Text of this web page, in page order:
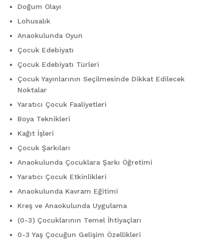
Doğum Olayı
Lohusalık
Anaokulunda Oyun
Çocuk Edebiyatı
Çocuk Edebiyatı Türleri
Çocuk Yayınlarının Seçilmesinde Dikkat Edilecek
Noktalar
Yaratıcı Çocuk Faaliyetleri
Boya Teknikleri
Kağıt İşleri
Çocuk Şarkıları
Anaokulunda Çocuklara Şarkı Öğretimi
Yaratıcı Çocuk Etkinlikleri
Anaokulunda Kavram Eğitimi
Kreş ve Anaokulunda Uygulama
(0-3) Çocuklarının Temel İhtiyaçları
0-3 Yaş Çocuğun Gelişim Özellikleri